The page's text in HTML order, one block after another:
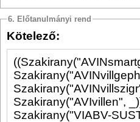
6. Előtanulmányi rend
Kötelező: